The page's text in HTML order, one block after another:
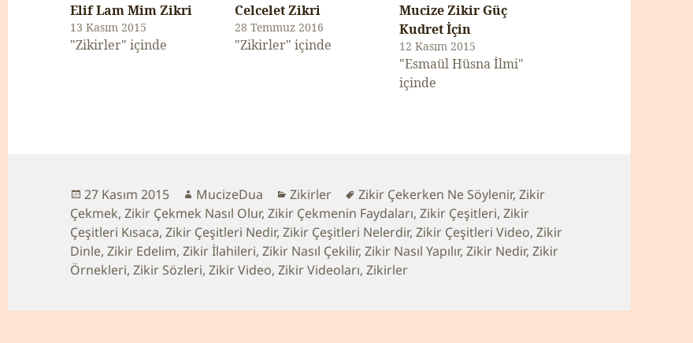
Elif Lam Mim Zikri
13 Kasım 2015
"Zikirler" içinde
Celcelet Zikri
28 Temmuz 2016
"Zikirler" içinde
Mucize Zikir Güç
Kudret İçin
12 Kasım 2015
"Esmaül Hüsna İlmi"
içinde
Yayın
tarihi
27 Kasım 2015 Yazar
MucizeDua Kategoriler
Zikirler Etiketler
Zikir Çekerken Ne Söylenir,Zikir
Çekmek,Zikir Çekmek Nasıl Olur,Zikir Çekmenin Faydaları,Zikir Çeşitleri,Zikir
Çeşitleri Kısaca,Zikir Çeşitleri Nedir,Zikir Çeşitleri Nelerdir,Zikir Çeşitleri Video,Zikir
Dinle,Zikir Edelim,Zikir İlahileri,Zikir Nasıl Çekilir,Zikir Nasıl Yapılır,Zikir Nedir,Zikir
Örnekleri,Zikir Sözleri,Zikir Video,Zikir Videoları,Zikirler